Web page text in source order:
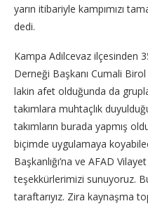
yarın itibariyle kampımızı
dedi.
Kampa Adilcevaz ilçesinden
Derneği Başkanı Cumali
lakin afet olduğunda da
takımlara muhtaçlık
takımların burada yapmış
biçimde uygulamaya
Başkanlığı’na ve AFAD
teşekkürlerimizi sunuyoruz.
taraftarıyız. Zira kaynaşma